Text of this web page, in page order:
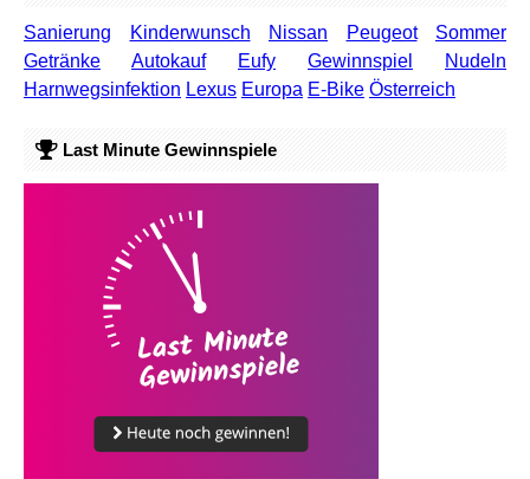
Sanierung Kinderwunsch Nissan Peugeot
Sommer
Getränke
Autokauf Eufy Gewinnspiel
Nudeln
Harnwegsinfektion Lexus Europa E-Bike Österreich
Last Minute Gewinnspiele